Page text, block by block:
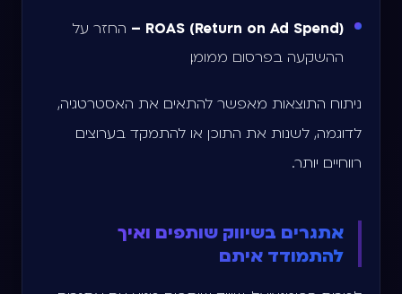
ROAS (Return on Ad Spend) –
החזר על
ההשקעה בפרסום ממומן.
ניתוח התוצאות מאפשר להתאים את האסטרטגיה,
לדוגמה, לשנות את התוכן או להתמקד בערוצים
רווחיים יותר.
אתגרים בשיווק שותפים ואיך
להתמודד איתם